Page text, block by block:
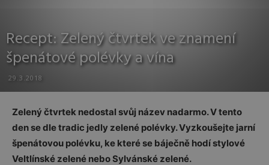
Recept: Zelený čtvrtek ve znamení
špenátové polévky a vína
29.3.2018
Zelený čtvrtek nedostal svůj název nadarmo. V tento
den se dle tradic jedly zelené polévky. Vyzkoušejte jarní
špenátovou polévku, ke které se báječně hodí stylové
Veltlínské zelené nebo Sylvánské zelené.